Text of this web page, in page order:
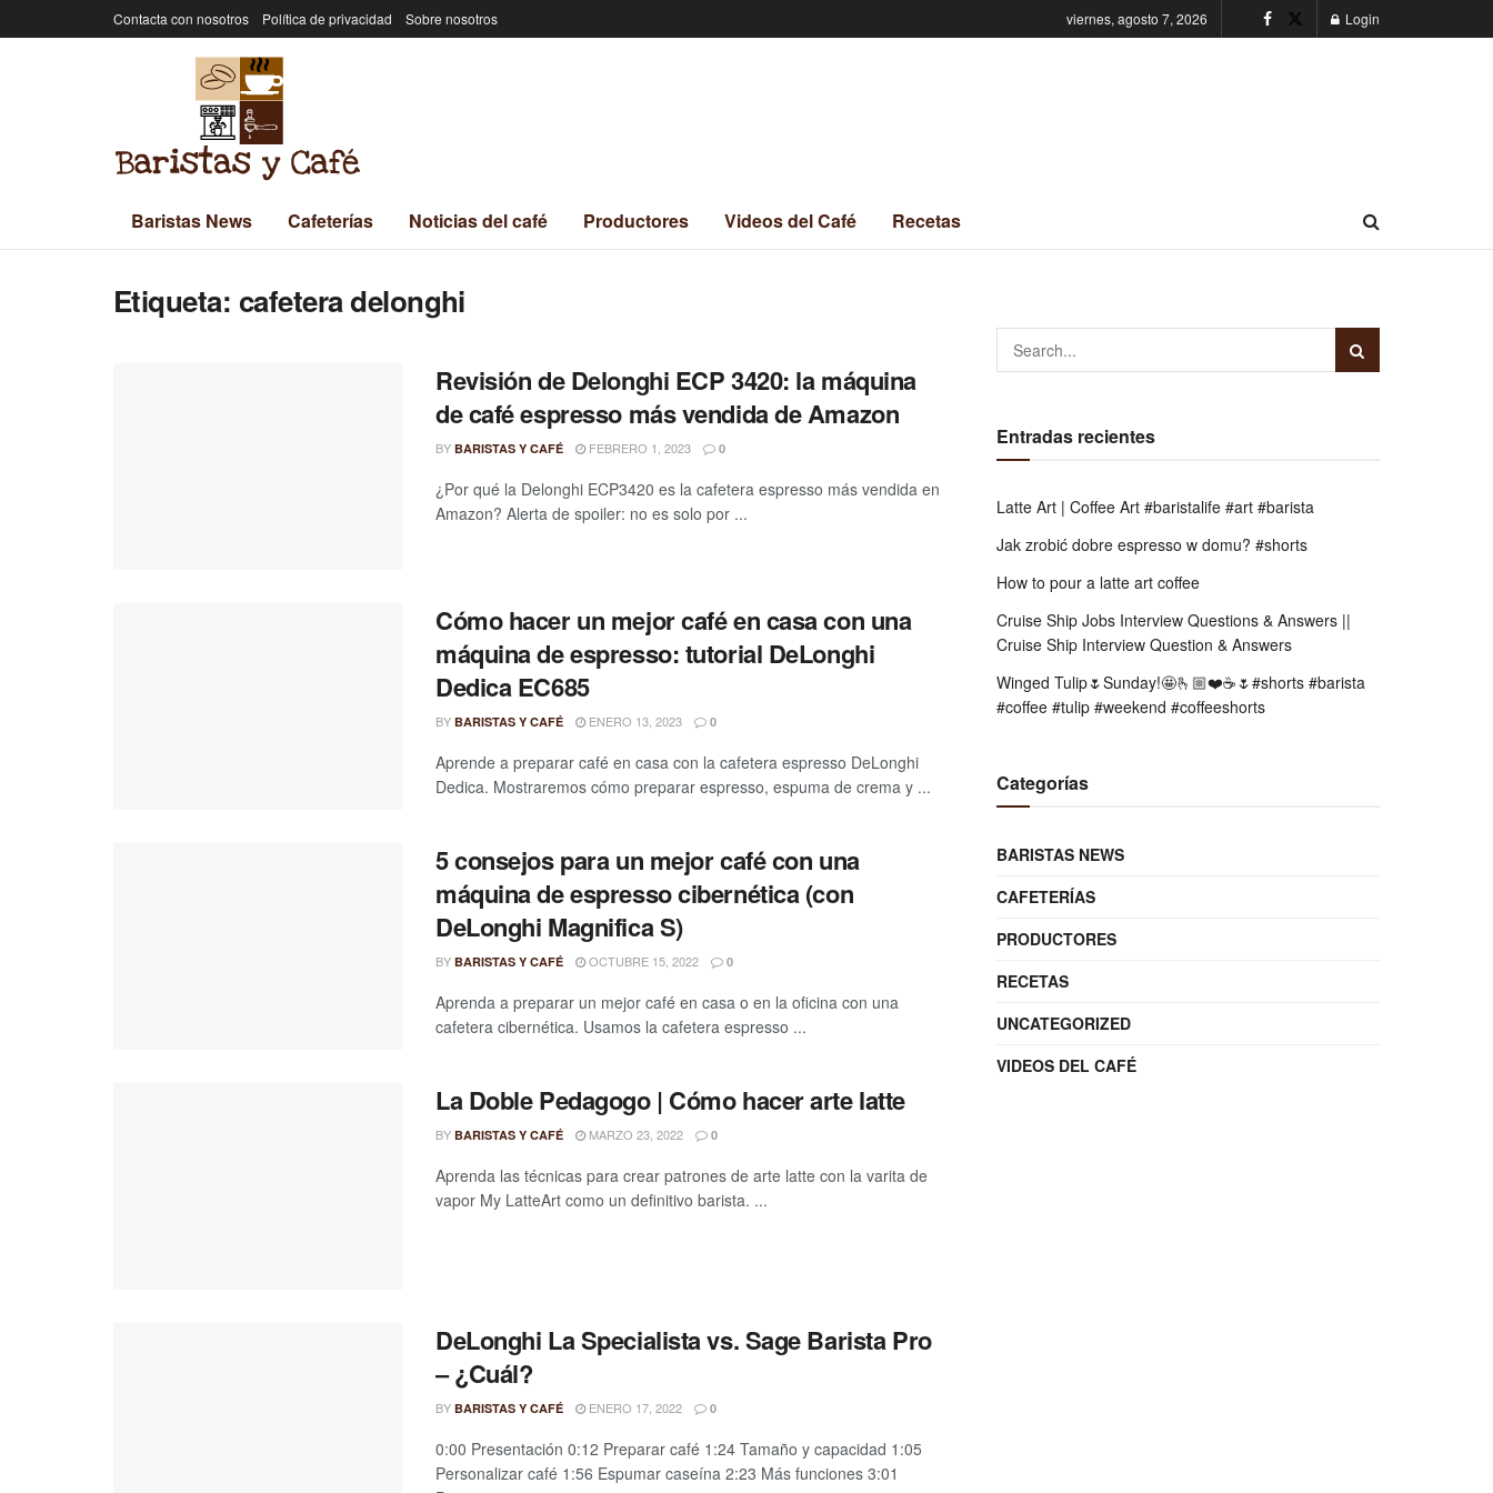
Contacta con nosotros Política de privacidad Sobre nosotros viernes, agosto 7, 2026 Login
Baristas News Cafeterías Noticias del café Productores Videos del Café Recetas
Etiqueta: cafetera delonghi
Revisión de Delonghi ECP 3420: la máquina
de café espresso más vendida de Amazon
BY BARISTAS Y CAFÉ FEBRERO 1, 2023 0
¿Por qué la Delonghi ECP3420 es la cafetera espresso más vendida en
Amazon? Alerta de spoiler: no es solo por ...
Cómo hacer un mejor café en casa con una
máquina de espresso: tutorial DeLonghi
Dedica EC685
BY BARISTAS Y CAFÉ ENERO 13, 2023 0
Aprende a preparar café en casa con la cafetera espresso DeLonghi
Dedica. Mostraremos cómo preparar espresso, espuma de crema y ...
5 consejos para un mejor café con una
máquina de espresso cibernética (con
DeLonghi Magnifica S)
BY BARISTAS Y CAFÉ OCTUBRE 15, 2022 0
Aprenda a preparar un mejor café en casa o en la oficina con una
cafetera cibernética. Usamos la cafetera espresso ...
La Doble Pedagogo | Cómo hacer arte latte
BY BARISTAS Y CAFÉ MARZO 23, 2022 0
Aprenda las técnicas para crear patrones de arte latte con la varita de
vapor My LatteArt como un definitivo barista. ...
DeLonghi La Specialista vs. Sage Barista Pro
– ¿Cuál?
BY BARISTAS Y CAFÉ ENERO 17, 2022 0
0:00 Presentación 0:12 Preparar café 1:24 Tamaño y capacidad 1:05
Personalizar café 1:56 Espumar caseína 2:23 Más funciones 3:01
Entradas recientes
Latte Art | Coffee Art #baristalife #art #barista
Jak zrobić dobre espresso w domu? #shorts
How to pour a latte art coffee
Cruise Ship Jobs Interview Questions & Answers ||
Cruise Ship Interview Question & Answers
Winged Tulip🌷Sunday!🤩🫰🏼❤️☕️🌷#shorts #barista
#coffee #tulip #weekend #coffeeshorts
Categorías
BARISTAS NEWS
CAFETERÍAS
PRODUCTORES
RECETAS
UNCATEGORIZED
VIDEOS DEL CAFÉ